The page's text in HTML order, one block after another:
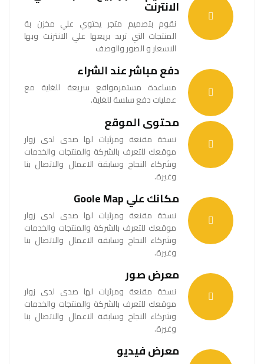
الانترنت
نقوم بتصميم متجر يحتوي علي مخزن بة
المنتجات التي تريد بريعها علي الانترنت وبها
الاسعار و الصور والوصف
دفع مباشر عند الشراء
مساعدة مستمرمواقع سريعة للغاية مع
عمليات دفع سلسة للغاية.
محتوى الموقع
نسخة مقنعة ومرئيات لها صدى لدى زوار
موقعك للتعرف بالشركة والمنتجات والخدمات
وشركاء النجاح وسابقة الاعمال والاتصال بنا
وغيرة.
مكانك علي Goole Map
نسخة مقنعة ومرئيات لها صدى لدى زوار
موقعك للتعرف بالشركة والمنتجات والخدمات
وشركاء النجاح وسابقة الاعمال والاتصال بنا
وغيرة.
معرض صور
نسخة مقنعة ومرئيات لها صدى لدى زوار
موقعك للتعرف بالشركة والمنتجات والخدمات
وشركاء النجاح وسابقة الاعمال والاتصال بنا
وغيرة.
معرض فيديو